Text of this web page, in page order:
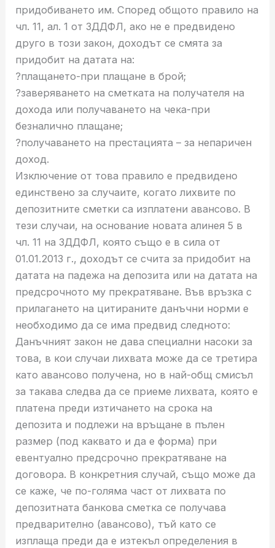
придобиването им. Според общото правило на
чл. 11, ал. 1 от ЗДДФЛ, ако не е предвидено
друго в този закон, доходът се смята за
придобит на датата на:
?плащането-при плащане в брой;
?заверяването на сметката на получателя на
дохода или получаването на чека-при
безналично плащане;
?получаването на престацията – за непаричен
доход.
Изключение от това правило е предвидено
единствено за случаите, когато лихвите по
депозитните сметки са изплатени авансово. В
тези случаи, на основание новата алинея 5 в
чл. 11 на ЗДДФЛ, която също е в сила от
01.01.2013 г., доходът се счита за придобит на
датата на падежа на депозита или на датата на
предсрочното му прекратяване. Във връзка с
прилагането на цитираните данъчни норми е
необходимо да се има предвид следното:
Данъчният закон не дава специални насоки за
това, в кои случаи лихвата може да се третира
като авансово получена, но в най-общ смисъл
за такава следва да се приеме лихвата, която е
платена преди изтичането на срока на
депозита и подлежи на връщане в пълен
размер (под каквато и да е форма) при
евентуално предсрочно прекратяване на
договора. В конкретния случай, също може да
се каже, че по-голяма част от лихвата по
депозитната банкова сметка се получава
предварително (авансово), тъй като се
изплаща преди да е изтекъл определения в